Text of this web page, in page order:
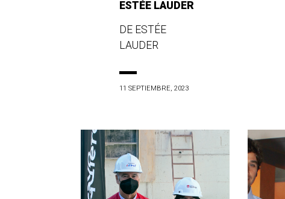
ESTÉE LAUDER
DE ESTÉE
LAUDER
11 SEPTIEMBRE, 2023